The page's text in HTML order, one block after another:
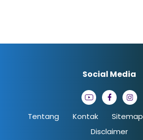
Tentang Kontak Sitemap
Disclaimer
Social Media